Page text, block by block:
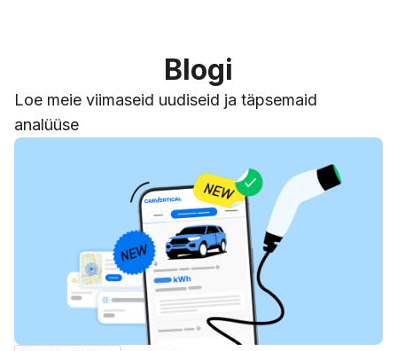
Blogi
Loe meie viimaseid uudiseid ja täpsemaid
analüüse